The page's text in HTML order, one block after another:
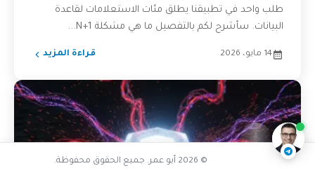
طلب واحد في تطبيقنا يطلق مئات الاستعلامات لقاعدة
البيانات. سأشرح لكم بالتفصيل ما هي مشكلة N+1...
14 مايو، 2026
قراءة المزيد
ناقشنا على تليجرام @AbuOmarTech_bot
© 2026 أبو عمر. جميع الحقوق محفوظة.